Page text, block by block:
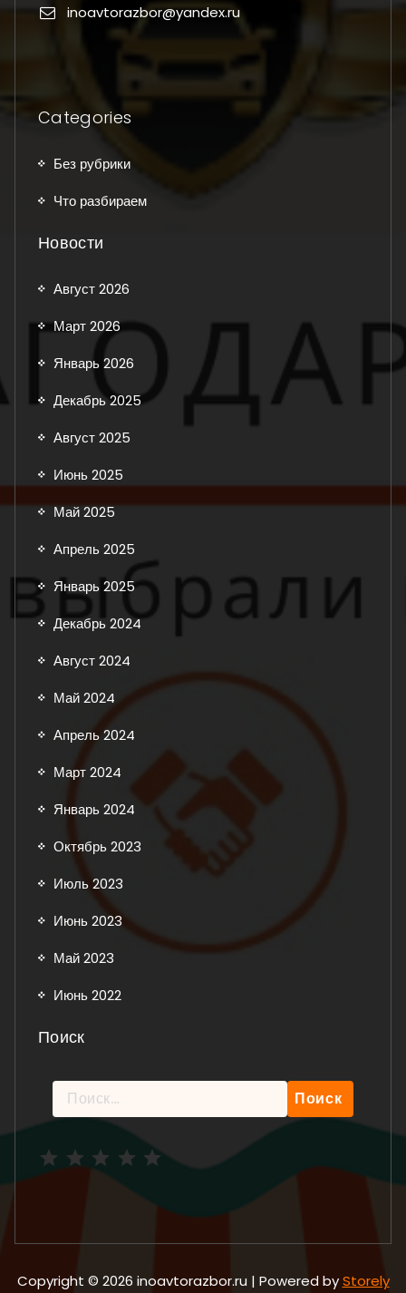
inoavtorazbor@yandex.ru
Categories
Без рубрики
Что разбираем
Новости
Август 2026
Март 2026
Январь 2026
Декабрь 2025
Август 2025
Июнь 2025
Май 2025
Апрель 2025
Январь 2025
Декабрь 2024
Август 2024
Май 2024
Апрель 2024
Март 2024
Январь 2024
Октябрь 2023
Июль 2023
Июнь 2023
Май 2023
Июнь 2022
Поиск
Найти:
Copyright © 2026 inoavtorazbor.ru | Powered byStorely